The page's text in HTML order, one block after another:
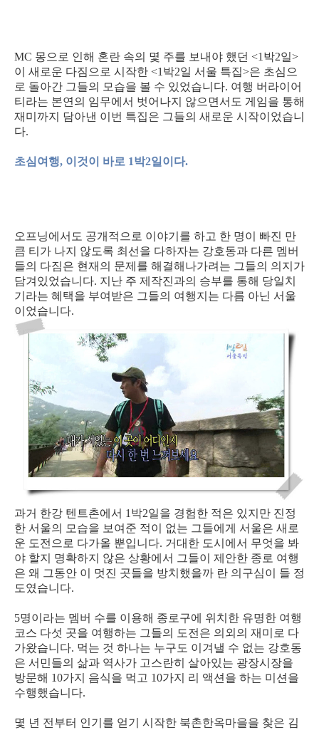
MC 몽으로 인해 혼란 속의 몇 주를 보내야 했던 <1박2일>
이 새로운 다짐으로 시작한 <1박2일 서울 특집>은 초심으
로 돌아간 그들의 모습을 볼 수 있었습니다. 여행 버라이어
티라는 본연의 임무에서 벗어나지 않으면서도 게임을 통해
재미까지 담아낸 이번 특집은 그들의 새로운 시작이었습니
다.
초심여행, 이것이 바로 1박2일이다.
오프닝에서도 공개적으로 이야기를 하고 한 명이 빠진 만
큼 티가 나지 않도록 최선을 다하자는 강호동과 다른 멤버
들의 다짐은 현재의 문제를 해결해나가려는 그들의 의지가
담겨있었습니다. 지난 주 제작진과의 승부를 통해 당일치
기라는 혜택을 부여받은 그들의 여행지는 다름 아닌 서울
이었습니다.
과거 한강 텐트촌에서 1박2일을 경험한 적은 있지만 진정
한 서울의 모습을 보여준 적이 없는 그들에게 서울은 새로
운 도전으로 다가올 뿐입니다. 거대한 도시에서 무엇을 봐
야 할지 명확하지 않은 상황에서 그들이 제안한 종로 여행
은 왜 그동안 이 멋진 곳들을 방치했을까 란 의구심이 들 정
도였습니다.
5명이라는 멤버 수를 이용해 종로구에 위치한 유명한 여행
코스 다섯 곳을 여행하는 그들의 도전은 의외의 재미로 다
가왔습니다. 먹는 것 하나는 누구도 이겨낼 수 없는 강호동
은 서민들의 삶과 역사가 고스란히 살아있는 광장시장을
방문해 10가지 음식을 먹고 10가지 리 액션을 하는 미션을
수행했습니다.
몇 년 전부터 인기를 얻기 시작한 북촌한옥마을을 찾은 김